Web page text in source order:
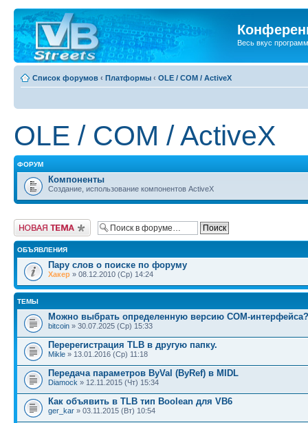
Весь вкус
Список форумов ‹ Платформы ‹ OLE / COM / ActiveX
OLE / COM / ActiveX
ФОРУМ
Компоненты
Создание, использование компонентов ActiveX
Новая тема
ОБЪЯВЛЕНИЯ
Пару слов о поиске по форуму
Хакер » 08.12.2010 (Ср) 14:24
ТЕМЫ
Можно выбрать определенную версию СОМ-интерфейса?
bitcoin » 30.07.2025 (Ср) 15:33
Перерегистрация TLB в другую папку.
Mikle » 13.01.2016 (Ср) 11:18
Передача параметров ByVal (ByRef) в MIDL
Diamock » 12.11.2015 (Чт) 15:34
Как объявить в TLB тип Boolean для VB6
ger_kar » 03.11.2015 (Вт) 10:54